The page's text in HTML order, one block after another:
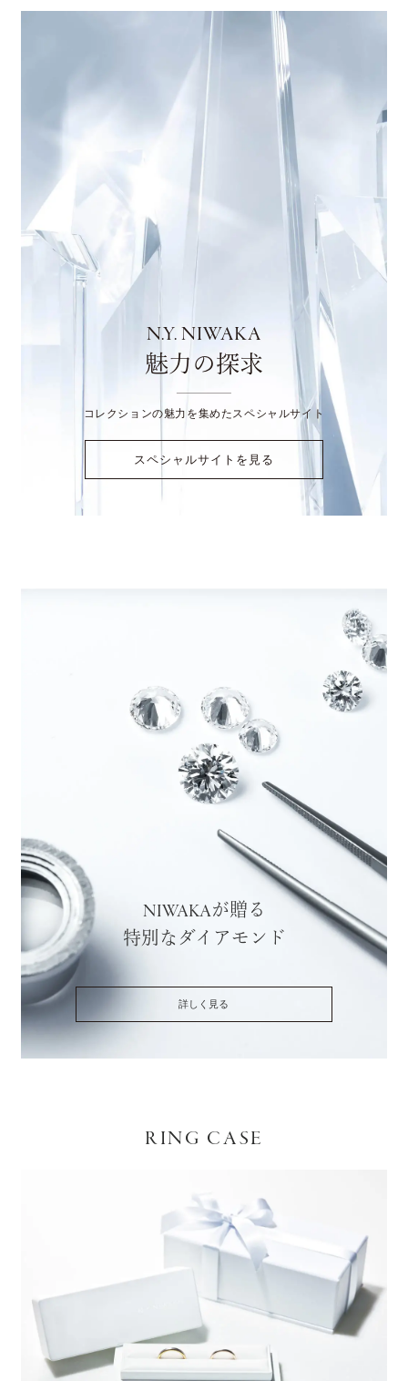
N.Y. NIWAKA
魅力の探求
コレクションの魅力を集めたスペシャルサイト
スペシャルサイトを見る
NIWAKAが贈る
特別なダイアモンド
詳しく見る
RING CASE